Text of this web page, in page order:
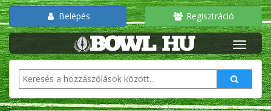
Belépés Regisztráció